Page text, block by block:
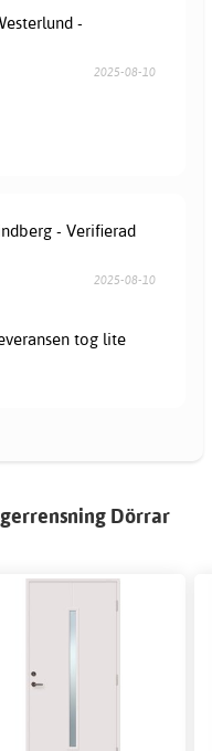
-
2025-08-10
- Verifierad
2025-08-10
tog lite
Dörrar